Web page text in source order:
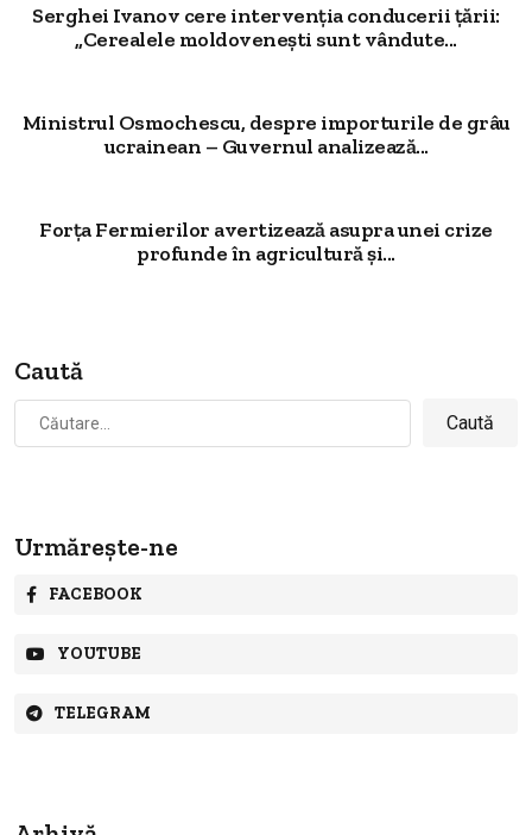
Serghei Ivanov cere intervenția conducerii țării:
„Cerealele moldovenești sunt vândute...
Ministrul Osmochescu, despre importurile de grâu
ucrainean – Guvernul analizează...
Forța Fermierilor avertizează asupra unei crize
profunde în agricultură și...
Caută
Caută
după:
Urmărește-ne
FACEBOOK
YOUTUBE
TELEGRAM